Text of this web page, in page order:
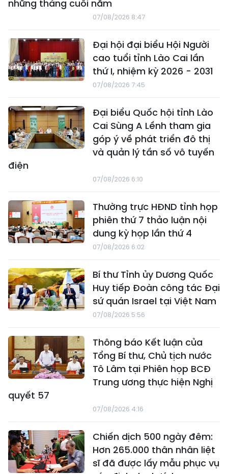
những tháng cuối năm
07/08/2026 8:47
Đại hội đại biểu Hội Người
cao tuổi tỉnh Lào Cai lần
thứ I, nhiệm kỳ 2026 - 2031
07/08/2026 7:45
Đại biểu Quốc hội tỉnh Lào
Cai Sùng A Lềnh tham gia
góp ý về phát triển đô thị
và quản lý tần số vô tuyến
điện
07/08/2026 6:10
Thường trực HĐND tỉnh họp
phiên thứ 7 thảo luận nội
dung kỳ họp lần thứ 4
07/08/2026 6:02
Bí thư Tỉnh ủy Dương Quốc
Huy tiếp Đoàn công tác Đại
sứ quán Israel tại Việt Nam
07/08/2026 5:56
Thông báo Kết luận của
Tổng Bí thư, Chủ tịch nước
Tô Lâm tại Phiên họp BCĐ
Trung ương thực hiện Nghị
quyết 57
07/08/2026 4:16
Chiến dịch 500 ngày đêm:
Hơn 265.000 thân nhân liệt
sĩ đã được lấy mẫu phục vụ